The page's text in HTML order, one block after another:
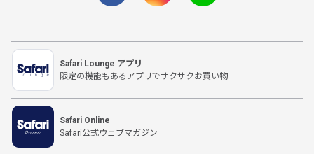
Safari Lounge アプリ
限定の機能もあるアプリでサクサクお買い物
Safari Online
Safari公式ウェブマガジン